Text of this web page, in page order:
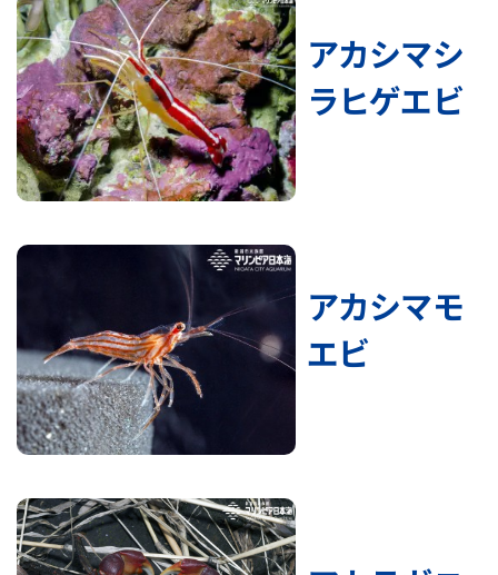
アカシマシ
ラヒゲエビ
アカシマモ
エビ